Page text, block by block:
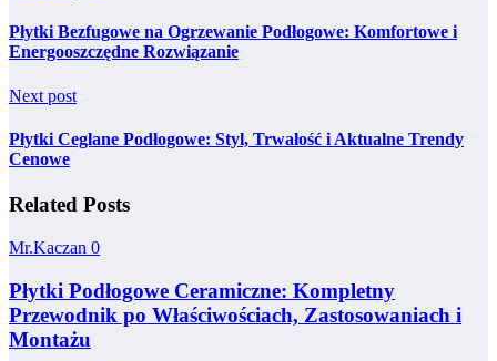
Płytki Bezfugowe na Ogrzewanie Podłogowe: Komfortowe i
Energooszczędne Rozwiązanie
Next post
Płytki Ceglane Podłogowe: Styl, Trwałość i Aktualne Trendy
Cenowe
Related Posts
Mr.Kaczan 0
Płytki Podłogowe Ceramiczne: Kompletny
Przewodnik po Właściwościach, Zastosowaniach i
Montażu